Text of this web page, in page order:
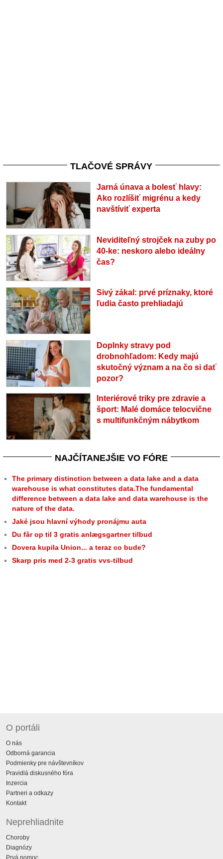
TLAČOVÉ SPRÁVY
Jarná únava a bolesť hlavy:
Ako rozlíšiť migrénu a kedy
navštíviť experta
Neviditeľný strojček na zuby po
40-ke: neskoro alebo ideálny
čas?
Sivý zákal: prvé príznaky, ktoré
ľudia často prehliadajú
Doplnky stravy pod
drobnohľadom: Kedy majú
skutočný význam a na čo si dať
pozor?
Interiérové triky pre zdravie a
šport: Malé domáce telocvične
s multifunkčným nábytkom
NAJČÍTANEJŠIE VO FÓRE
The primary distinction between a data lake and a data
warehouse is what constitutes data.The fundamental
difference between a data lake and data warehouse is the
nature of the data.
Jaké jsou hlavní výhody pronájmu auta
Du får op til 3 gratis anlægsgartner tilbud
Dovera kupila Union... a teraz co bude?
Skarp pris med 2-3 gratis vvs-tilbud
O portáli
O nás
Odborná garancia
Podmienky pre návštevníkov
Pravidlá diskusného fóra
Inzercia
Partneri a odkazy
Kontakt
Neprehliadnite
Choroby
Diagnózy
Prvá pomoc